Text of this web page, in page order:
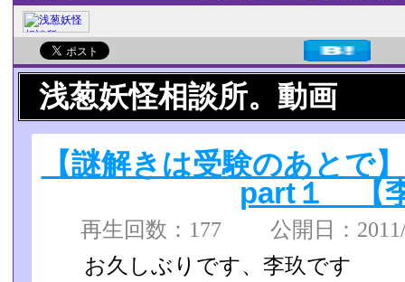
浅葱妖怪相談所。動画
【謎解きは受験のあと
part１ 【
再生回数：177 公開日：
お久しぶりです、李玖です